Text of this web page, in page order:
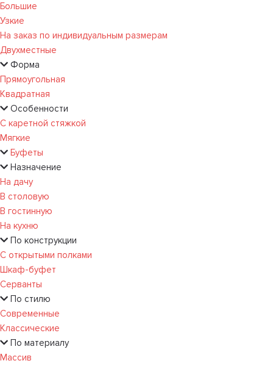
Большие
Узкие
На заказ по индивидуальным размерам
Двухместные
Форма
Прямоугольная
Квадратная
Особенности
С каретной стяжкой
Мягкие
Буфеты
Назначение
На дачу
В столовую
В гостинную
На кухню
По конструкции
С открытыми полками
Шкаф-буфет
Серванты
По стилю
Современные
Классические
По материалу
Массив